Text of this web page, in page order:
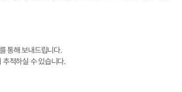
통해 보내드립니다.
추적하실 수 있습니다.